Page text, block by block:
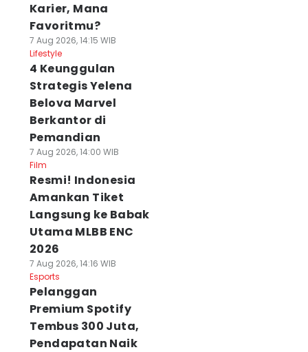
Karier, Mana
Favoritmu?
7 Aug 2026, 14:15 WIB
Lifestyle
4 Keunggulan
Strategis Yelena
Belova Marvel
Berkantor di
Pemandian
7 Aug 2026, 14:00 WIB
Film
Resmi! Indonesia
Amankan Tiket
Langsung ke Babak
Utama MLBB ENC
2026
7 Aug 2026, 14:16 WIB
Esports
Pelanggan
Premium Spotify
Tembus 300 Juta,
Pendapatan Naik